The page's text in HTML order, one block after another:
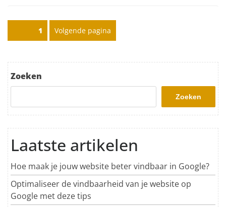
Posts pagination
Pagina1 Volgende pagina
Zoeken
Zoeken
Laatste artikelen
Hoe maak je jouw website beter vindbaar in Google?
Optimaliseer de vindbaarheid van je website op
Google met deze tips